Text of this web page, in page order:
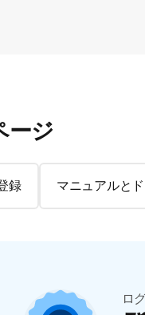
ージ
録 マニュアルと
ロ